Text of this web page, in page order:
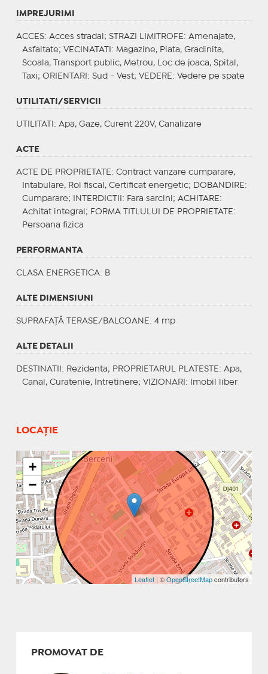
IMPREJURIMI
ACCES: Acces stradal; STRAZI LIMITROFE : Amenajate,
Asfaltate; VECINATATI : Magazine, Piata, Gradinita,
Scoala, Transport public, Metrou, Loc de joaca, Spital,
Taxi; ORIENTARI : Sud - Vest; VEDERE : Vedere pe spate
UTILITATI/SERVICII
UTILITATI : Apa, Gaze, Curent 220V, Canalizare
ACTE
ACTE DE PROPRIETATE : Contract vanzare cumparare,
Intabulare, Rol fiscal, Certificat energetic;
DOBANDIRE :
Cumparare;
INTERDICTII : Fara sarcini; ACHITARE :
Achitat integral; FORMA TITLULUI DE PROPRIETATE :
Persoana fizica
PERFORMANTA
CLASA ENERGETICA: B
ALTE DIMENSIUNI
SUPRAFAȚĂ TERASE/BALCOANE: 4 mp
ALTE DETALII
DESTINATII : Rezidenta; PROPRIETARUL PLATESTE : Apa,
Canal, Curatenie, Intretinere; VIZIONARI : Imobil liber
LOCAȚIE
+
−
Leaflet | ©OpenStreetMapcontributors
PROMOVAT DE